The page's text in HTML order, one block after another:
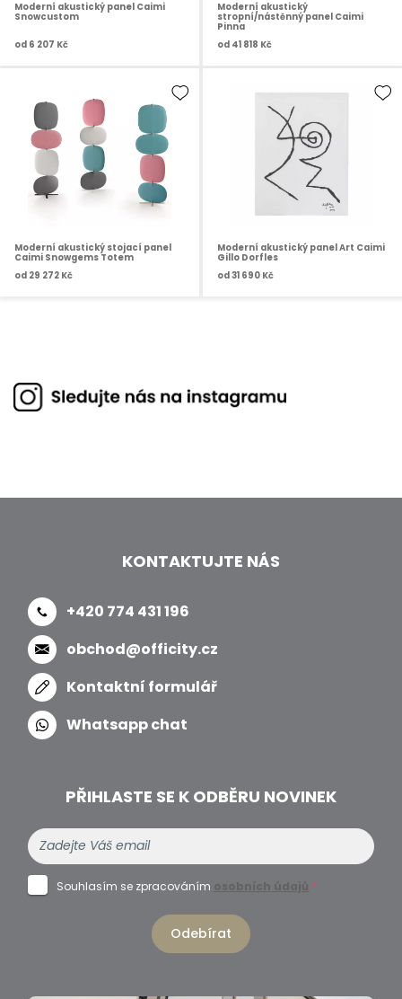
Moderní akustický panel Caimi
Snowcustom
od 6 207 Kč
Moderní akustický
stropní/nástěnný panel Caimi
Pinna
od 41 818 Kč
Moderní akustický stojací panel
Caimi Snowgems Totem
od 29 272 Kč
Moderní akustický panel Art Caimi
Gillo Dorfles
od31 690 Kč
KONTAKTUJTE NÁS
+420 774 431 196
obchod@officity.cz
Kontaktní formulář
Whatsapp chat
PŘIHLASTE SE K ODBĚRU NOVINEK
Souhlasím se zpracováním osobních údajů *
Odebírat